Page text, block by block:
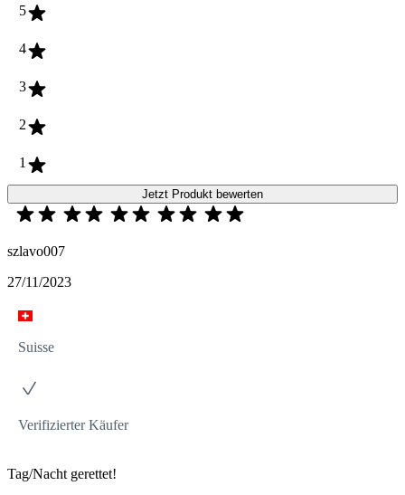
5
4
3
2
1
Jetzt Produkt bewerten
szlavo007
27/11/2023
Suisse
Verifizierter Käufer
Tag/Nacht gerettet!